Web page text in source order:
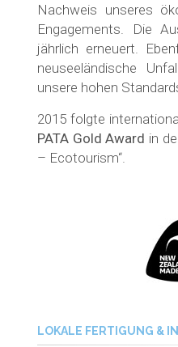
Nachweis unseres
Engagements. Die
jährlich erneuert.
neuseeländische
unsere hohen
2015 folgte
PATA Gold Award in
– Ecotourism“.
LOKALE FERTIGUNG &